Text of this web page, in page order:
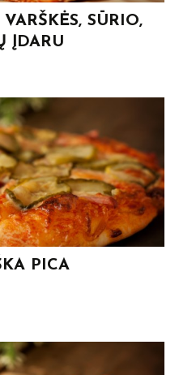
SŪRIO,
ĮDARU
PICA